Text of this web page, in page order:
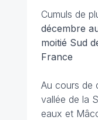
Cumuls de
décembre
moitié Sud
France
Au cours de
vallée de la
eaux et